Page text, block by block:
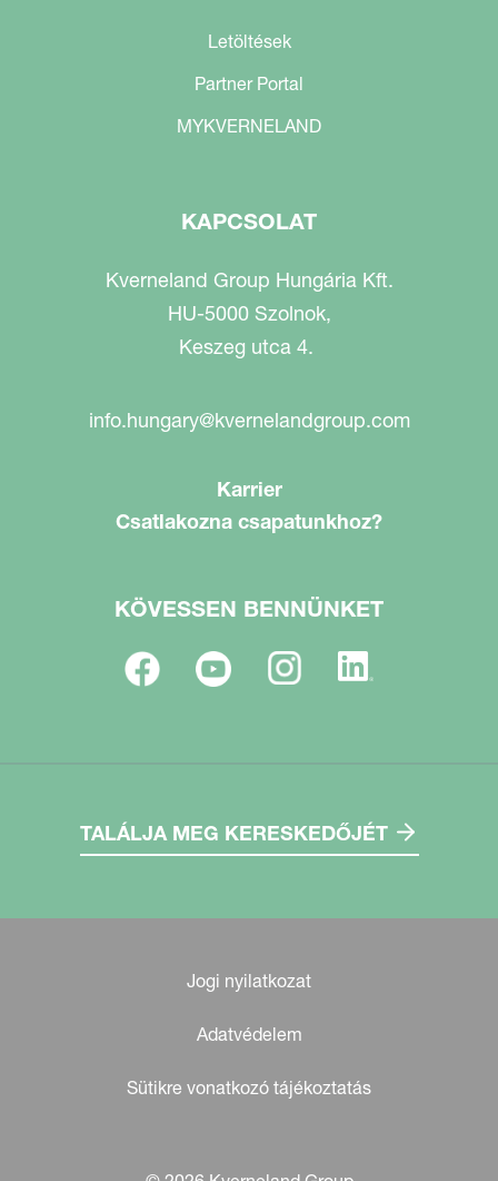
Letöltések
Partner Portal
MYKVERNELAND
KAPCSOLAT
Kverneland Group Hungária Kft.
HU-5000 Szolnok,
Keszeg utca 4.
info.hungary@kvernelandgroup.com
Karrier
Csatlakozna csapatunkhoz?
KÖVESSEN BENNÜNKET
TALÁLJA MEG KERESKEDŐJÉT
Jogi nyilatkozat
Adatvédelem
Sütikre vonatkozó tájékoztatás